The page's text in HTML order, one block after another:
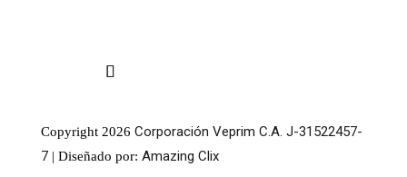
Copyright 2026 Corporación Veprim C.A. J-31522457-
7| Diseñado por: Amazing Clix